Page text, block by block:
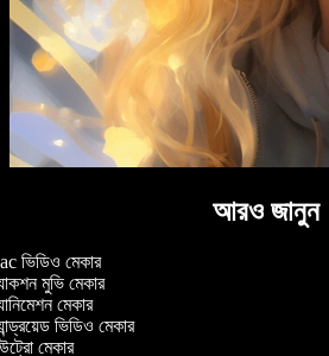
আরও জানুন
ভিডিও মেকার
মুভি মেকার
মেকার
ভিডিও মেকার
মেকার